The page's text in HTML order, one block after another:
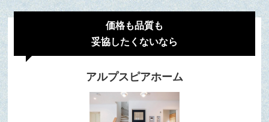
価格も品質も
妥協したくないなら
アルプスピアホーム